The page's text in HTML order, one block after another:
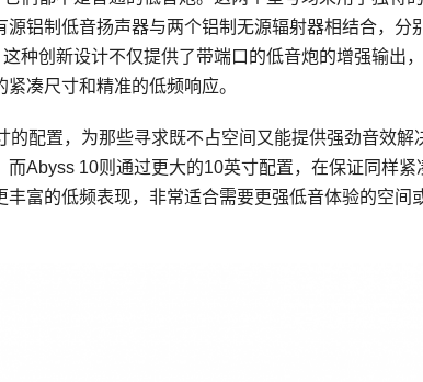
源铝制低音扬声器与两个铝制无源辐射器相结合，分
种创新设计不仅提供了带端口的低音炮的增强输出，
凑尺寸和精准的低频响应。
的配置，为那些寻求既不占空间又能提供强劲音效解
而Abyss 10则通过更大的10英寸配置，在保证同样紧
富的低频表现，非常适合需要更强低音体验的空间